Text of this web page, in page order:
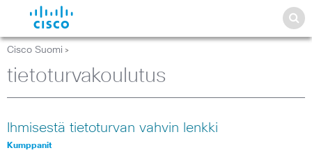
Cisco Suomi >
tietoturvakoulutus
Ihmisestä tietoturvan vahvin lenkki
Kumppanit